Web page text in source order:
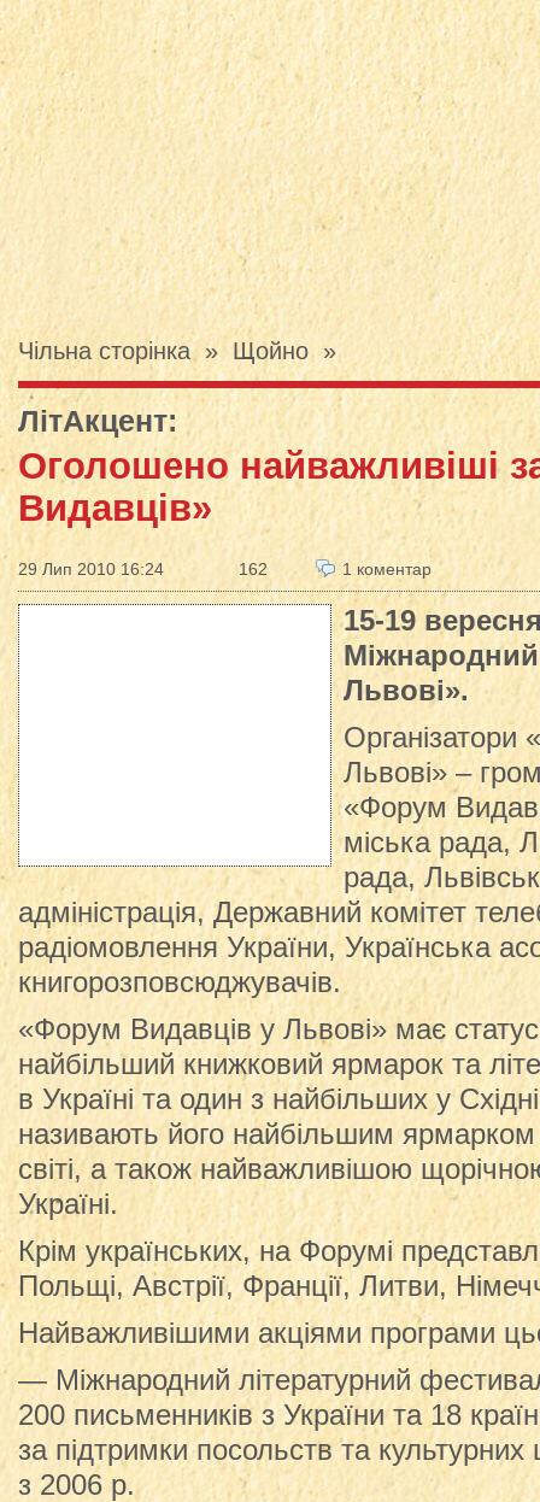
Чільна сторінка» Щойно »
ЛітАкцент:
Оголошено найважливіші
Видавців»
29 Лип 2010 16:24 162 1 коментар
15-19
Львові».
Організатори
Львові» –
«Форум
міська рада,
рада,
адміністрація, Державний комітет
радіомовлення України, Українська
книгорозповсюджувачів.
«Форум Видавців у Львові» має
найбільший книжковий ярмарок та
в Україні та один з найбільших у
називають його найбільшим ярмарком
світі, а також найважливішою
Україні.
Крім українських, на Форумі
Польщі, Австрії, Франції, Литви,
Найважливішими акціями програми
— Міжнародний літературний
200 письменників з України та 18
за підтримки посольств та
з 2006 р.